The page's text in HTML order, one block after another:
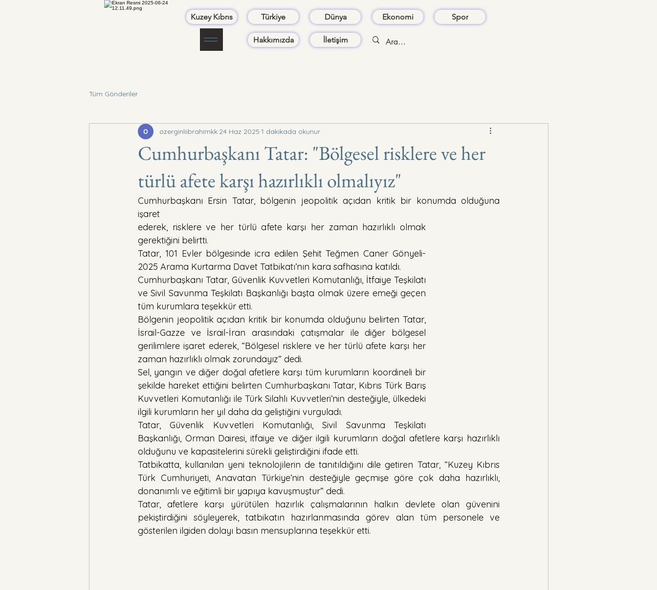
Kuzey Kıbrıs Türkiye
Hakkımızda
Dünya
İletişim
Ekonomi Spor
Tüm Gönderiler
Cumhurbaşkanı Tatar: "Bölgesel risklere ve her
türlü afete karşı hazırlıklı olmalıyız"
ozerginliibrahimkk 24 Haz 2025 1 dakikada okunur
Cumhurbaşkanı Ersin Tatar, bölgenin jeopolitik açıdan kritik bir konumda olduğuna
işaret
ederek, risklere ve her türlü afete karşı her zaman hazırlıklı olmak
gerektiğini belirtti.
Tatar, 101 Evler bölgesinde icra edilen Şehit Teğmen Caner Gönyeli-
2025 Arama Kurtarma Davet Tatbikatı’nın kara safhasına katıldı.
Cumhurbaşkanı Tatar, Güvenlik Kuvvetleri Komutanlığı, İtfaiye Teşkilatı
ve Sivil Savunma Teşkilatı Başkanlığı başta olmak üzere emeği geçen
tüm kurumlara teşekkür etti.
Bölgenin jeopolitik açıdan kritik bir konumda olduğunu belirten Tatar,
İsrail-Gazze ve İsrail-İran arasındaki çatışmalar ile diğer bölgesel
gerilimlere işaret ederek, “Bölgesel risklere ve her türlü afete karşı her
zaman hazırlıklı olmak zorundayız” dedi.
Sel, yangın ve diğer doğal afetlere karşı tüm kurumların koordineli bir
şekilde hareket ettiğini belirten Cumhurbaşkanı Tatar, Kıbrıs Türk Barış
Kuvvetleri Komutanlığı ile Türk Silahlı Kuvvetleri’nin desteğiyle, ülkedeki
ilgili kurumların her yıl daha da geliştiğini vurguladı.
Tatar, Güvenlik Kuvvetleri Komutanlığı, Sivil Savunma Teşkilatı
Başkanlığı, Orman Dairesi, itfaiye ve diğer ilgili kurumların doğal afetlere karşı hazırlıklı
olduğunu ve kapasitelerini sürekli geliştirdiğini ifade etti.
Tatbikatta, kullanılan yeni teknolojilerin de tanıtıldığını dile getiren Tatar, “Kuzey Kıbrıs
Türk Cumhuriyeti, Anavatan Türkiye’nin desteğiyle geçmişe göre çok daha hazırlıklı,
donanımlı ve eğitimli bir yapıya kavuşmuştur” dedi.
Tatar, afetlere karşı yürütülen hazırlık çalışmalarının halkın devlete olan güvenini
pekiştirdiğini söyleyerek, tatbikatın hazırlanmasında görev alan tüm personele ve
gösterilen ilgiden dolayı basın mensuplarına teşekkür etti.